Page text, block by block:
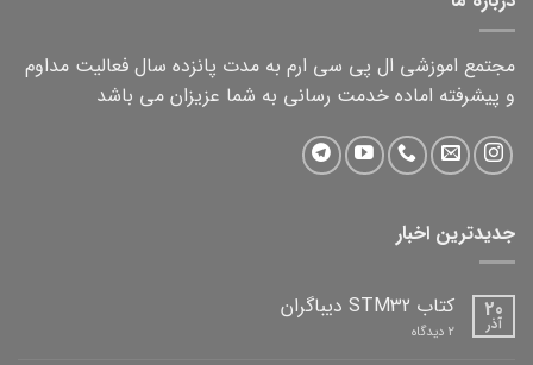
مجتمع اموزشی ال پی سی ارم به مدت پانزده سال فعالیت مداوم
و پیشرفته اماده خدمت رسانی به شما عزیزان می باشد
جدیدترین اخبار
20
آذر
کتاب STM32 دیباگران
2 دیدگاه برای